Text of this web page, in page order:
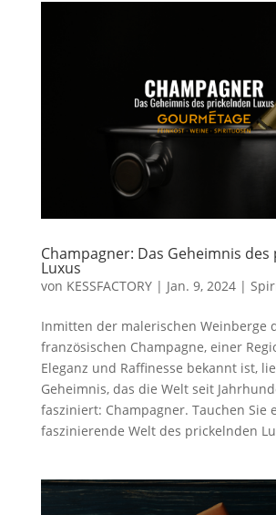
Champagner: Das Geheimnis
Luxus
von KESSFACTORY| Jan. 9, 2024|
Inmitten der malerischen Weinberge
französischen Champagne, einer
Eleganz und Raffinesse bekannt ist,
Geheimnis, das die Welt seit
fasziniert: Champagner. Tauchen Sie
faszinierende Welt des prickelnden